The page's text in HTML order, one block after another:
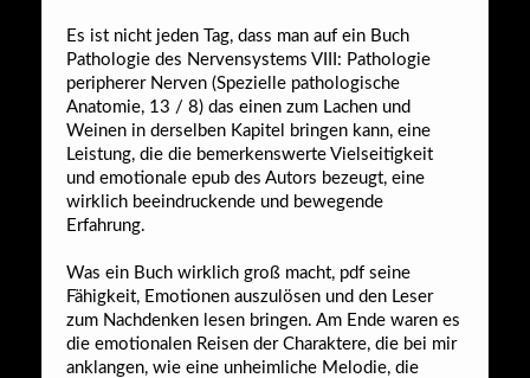
Es ist nicht jeden Tag, dass man auf ein Buch
Pathologie des Nervensystems VIII: Pathologie
peripherer Nerven (Spezielle pathologische
Anatomie, 13 / 8) das einen zum Lachen und
Weinen in derselben Kapitel bringen kann, eine
Leistung, die die bemerkenswerte Vielseitigkeit
und emotionale epub des Autors bezeugt, eine
wirklich beeindruckende und bewegende
Erfahrung.
Was ein Buch wirklich groß macht, pdf seine
Fähigkeit, Emotionen auszulösen und den Leser
zum Nachdenken lesen bringen. Am Ende waren es
die emotionalen Reisen der Charaktere, die bei mir
anklangen, wie eine unheimliche Melodie, die